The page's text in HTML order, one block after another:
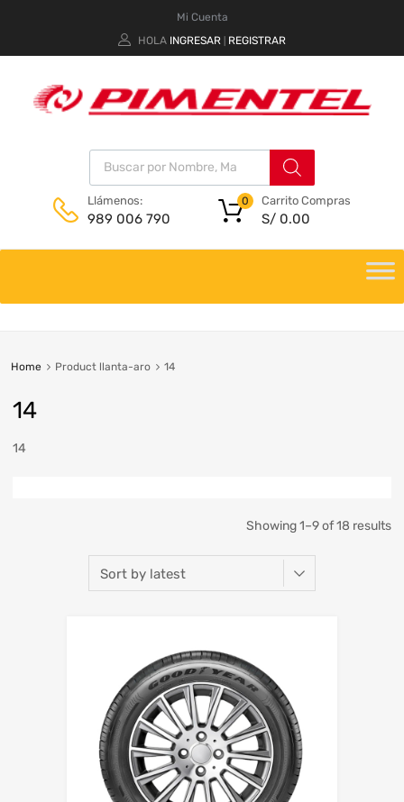
Mi Cuenta
HOLA INGRESAR REGISTRAR
Llámenos:
989 006 790
Carrito Compras
S/ 0.00
0
Home Product llanta-aro 14
14
14
Showing 1–9 of 18 results